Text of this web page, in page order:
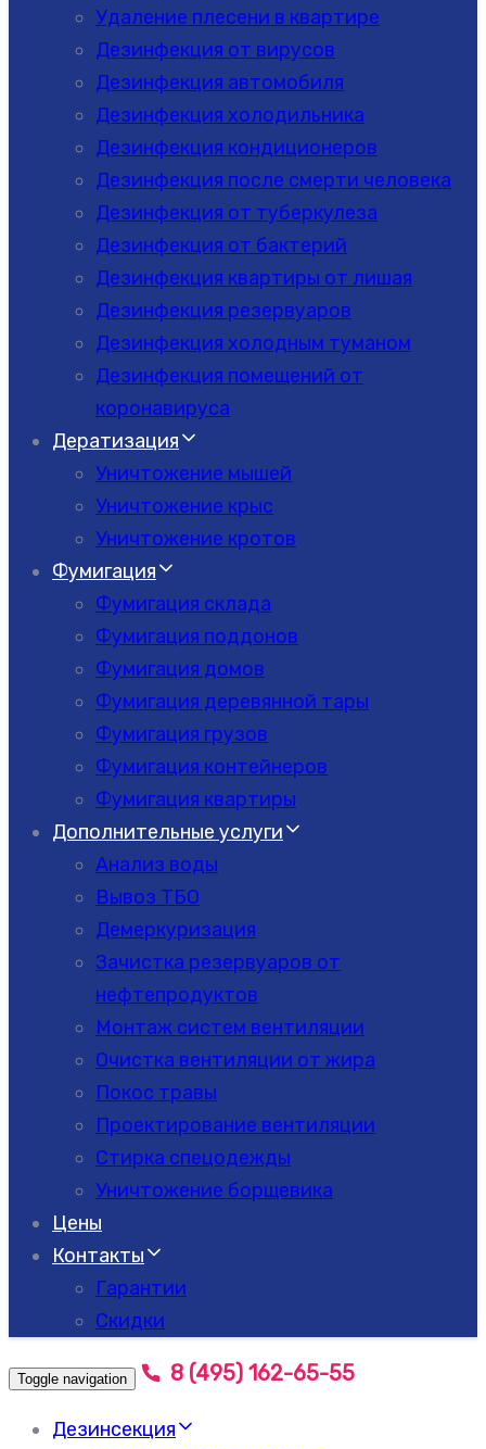
Удаление плесени в квартире
Дезинфекция от вирусов
Дезинфекция автомобиля
Дезинфекция холодильника
Дезинфекция кондиционеров
Дезинфекция после смерти человека
Дезинфекция от туберкулеза
Дезинфекция от бактерий
Дезинфекция квартиры от лишая
Дезинфекция резервуаров
Дезинфекция холодным туманом
Дезинфекция помещений от
коронавируса
Дератизация
Уничтожение мышей
Уничтожение крыс
Уничтожение кротов
Фумигация
Фумигация склада
Фумигация поддонов
Фумигация домов
Фумигация деревянной тары
Фумигация грузов
Фумигация контейнеров
Фумигация квартиры
Дополнительные услуги
Анализ воды
Вывоз ТБО
Демеркуризация
Зачистка резервуаров от
нефтепродуктов
Монтаж систем вентиляции
Очистка вентиляции от жира
Покос травы
Проектирование вентиляции
Стирка спецодежды
Уничтожение борщевика
Цены
Контакты
Гарантии
Скидки
Toggle navigation 8 (495) 162-65-55
Дезинсекция